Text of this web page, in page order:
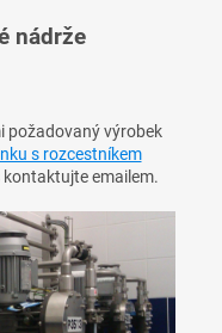
nádrže
požadovaný výrobek
s rozcestníkem
kontaktujte emailem.